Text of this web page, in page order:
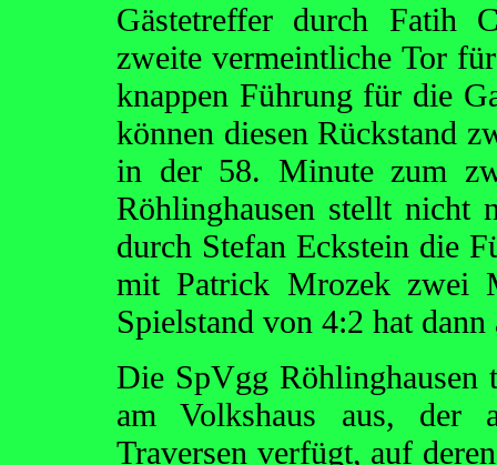
Gästetreffer durch Fatih
zweite vermeintliche Tor
knappen Führung für die
können diesen Rückstand
in der 58. Minute zum
Röhlinghausen stellt
durch Stefan Eckstein die
mit Patrick Mrozek zwei
Spielstand von 4:2 hat
Die SpVgg Röhlinghausen
am Volkshaus aus, der
Traversen verfügt, auf